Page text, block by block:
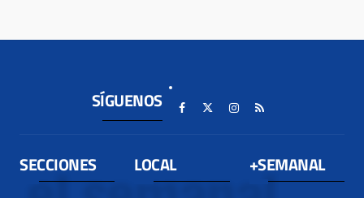
SÍGUENOS
SECCIONES LOCAL +SEMANAL